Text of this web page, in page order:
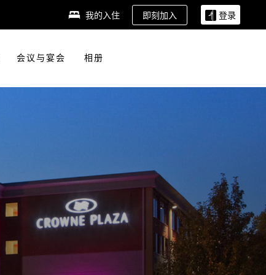
我的入住 即刻加入 登录
会议与宴会 相册